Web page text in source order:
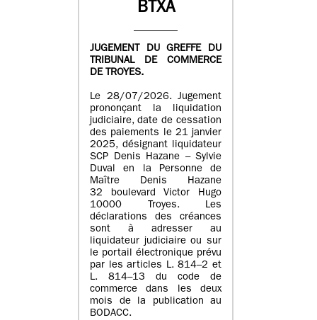
BTXA
JUGEMENT DU GREFFE DU
TRIBUNAL DE COMMERCE
DE TROYES.
Le 28/07/2026. Jugement
prononçant la liquidation
judiciaire, date de cessation
des paiements le 21 janvier
2025, désignant liquidateur
SCP Denis Hazane – Sylvie
Duval en la Personne de
Maître Denis Hazane
32 boulevard Victor Hugo
10000 Troyes. Les
déclarations des créances
sont à adresser au
liquidateur judiciaire ou sur
le portail électronique prévu
par les articles L. 814–2 et
L. 814–13 du code de
commerce dans les deux
mois de la publication au
BODACC.